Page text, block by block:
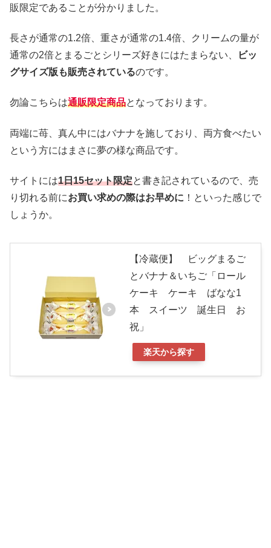
販限定であることが分かりました。
長さが通常の1.2倍、重さが通常の1.4倍、クリームの量が
通常の2倍とまるごとシリーズ好きにはたまらない、
ビッ
グサイズ版も販売されているのです。
勿論こちらは通販限定商品となっております。
両端に苺、真ん中にはバナナを施しており、両方食べたい
という方にはまさに夢の様な商品です。
サイトには1日15セット限定と書き記されているので、売
り切れる前にお買い求めの際はお早めに ！といった感じで
しょうか。
【冷蔵便】 ビッグまるご
とバナナ＆いちご「ロール
ケーキ ケーキ ばなな1
本 スイーツ 誕生日 お
祝」
楽天から探す